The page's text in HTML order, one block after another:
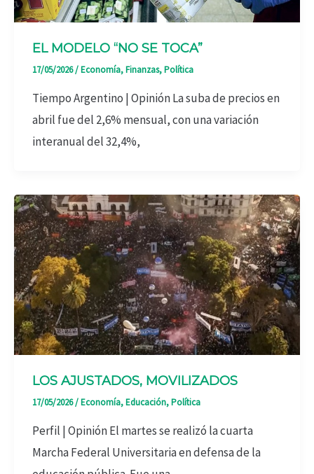
EL MODELO “NO SE TOCA”
17/05/2026/Economía,Finanzas,Política
Tiempo Argentino | Opinión La suba de precios en
abril fue del 2,6% mensual, con una variación
interanual del 32,4%,
LOS AJUSTADOS, MOVILIZADOS
17/05/2026/Economía,Educación,Política
Perfil | Opinión El martes se realizó la cuarta
Marcha Federal Universitaria en defensa de la